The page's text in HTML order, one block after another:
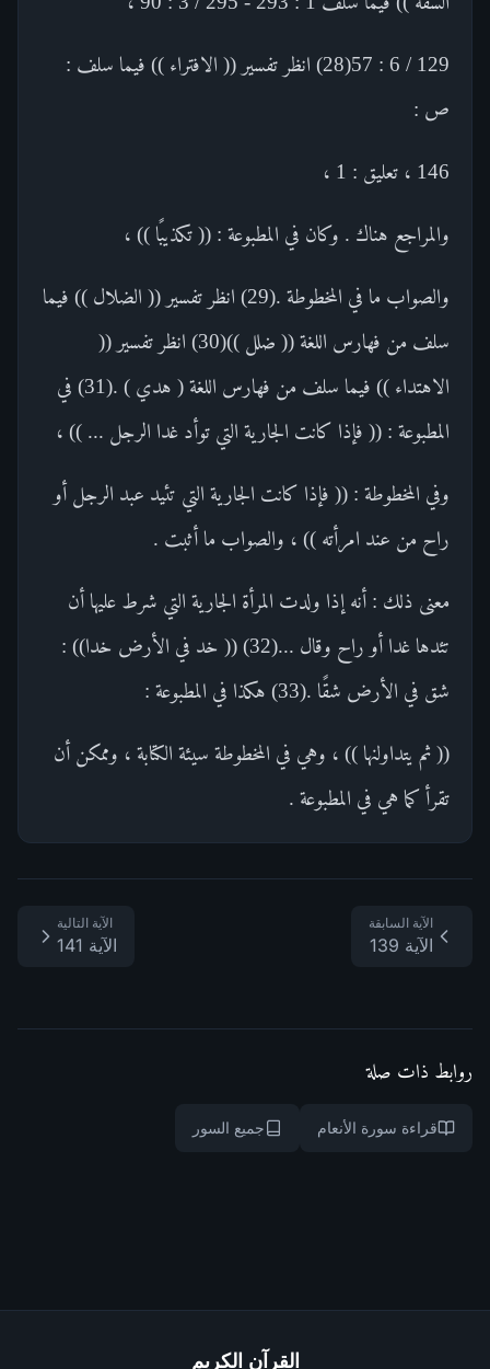
129 / 6 : 57(28) انظر تفسير (( الافتراء )) فيما سلف :
ص :
146 ، تعليق : 1 ،
والمراجع هناك . وكان في المطبوعة : (( تكذيبًا )) ،
والصواب ما في المخطوطة .(29) انظر تفسير (( الضلال )) فيما
سلف من فهارس اللغة (( ضلل ))(30) انظر تفسير ((
الاهتداء )) فيما سلف من فهارس اللغة ( هدي ) .(31) في
المطبوعة : (( فإذا كانت الجارية التي توأد غدا الرجل ... )) ،
وفي المخطوطة : (( فإذا كانت الجارية التي تئيد عبد الرجل أو
راح من عند امرأته )) ، والصواب ما أثبت .
معنى ذلك : أنه إذا ولدت المرأة الجارية التي شرط عليها أن
تئدها غدا أو راح وقال ...(32) (( خد في الأرض خدا)) :
شق في الأرض شقًا .(33) هكذا في المطبوعة :
(( ثم يتداولنها )) ، وهي في المخطوطة سيئة الكتابة ، وممكن أن
تقرأ كما هي في المطبوعة .
الآية السابقة
الآية 139
الآية التالية
الآية 141
روابط ذات صلة
قراءة سورة الأنعام جميع السور
القرآن الكريم